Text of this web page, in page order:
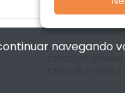
© 2026 Imóvelp •
navegando